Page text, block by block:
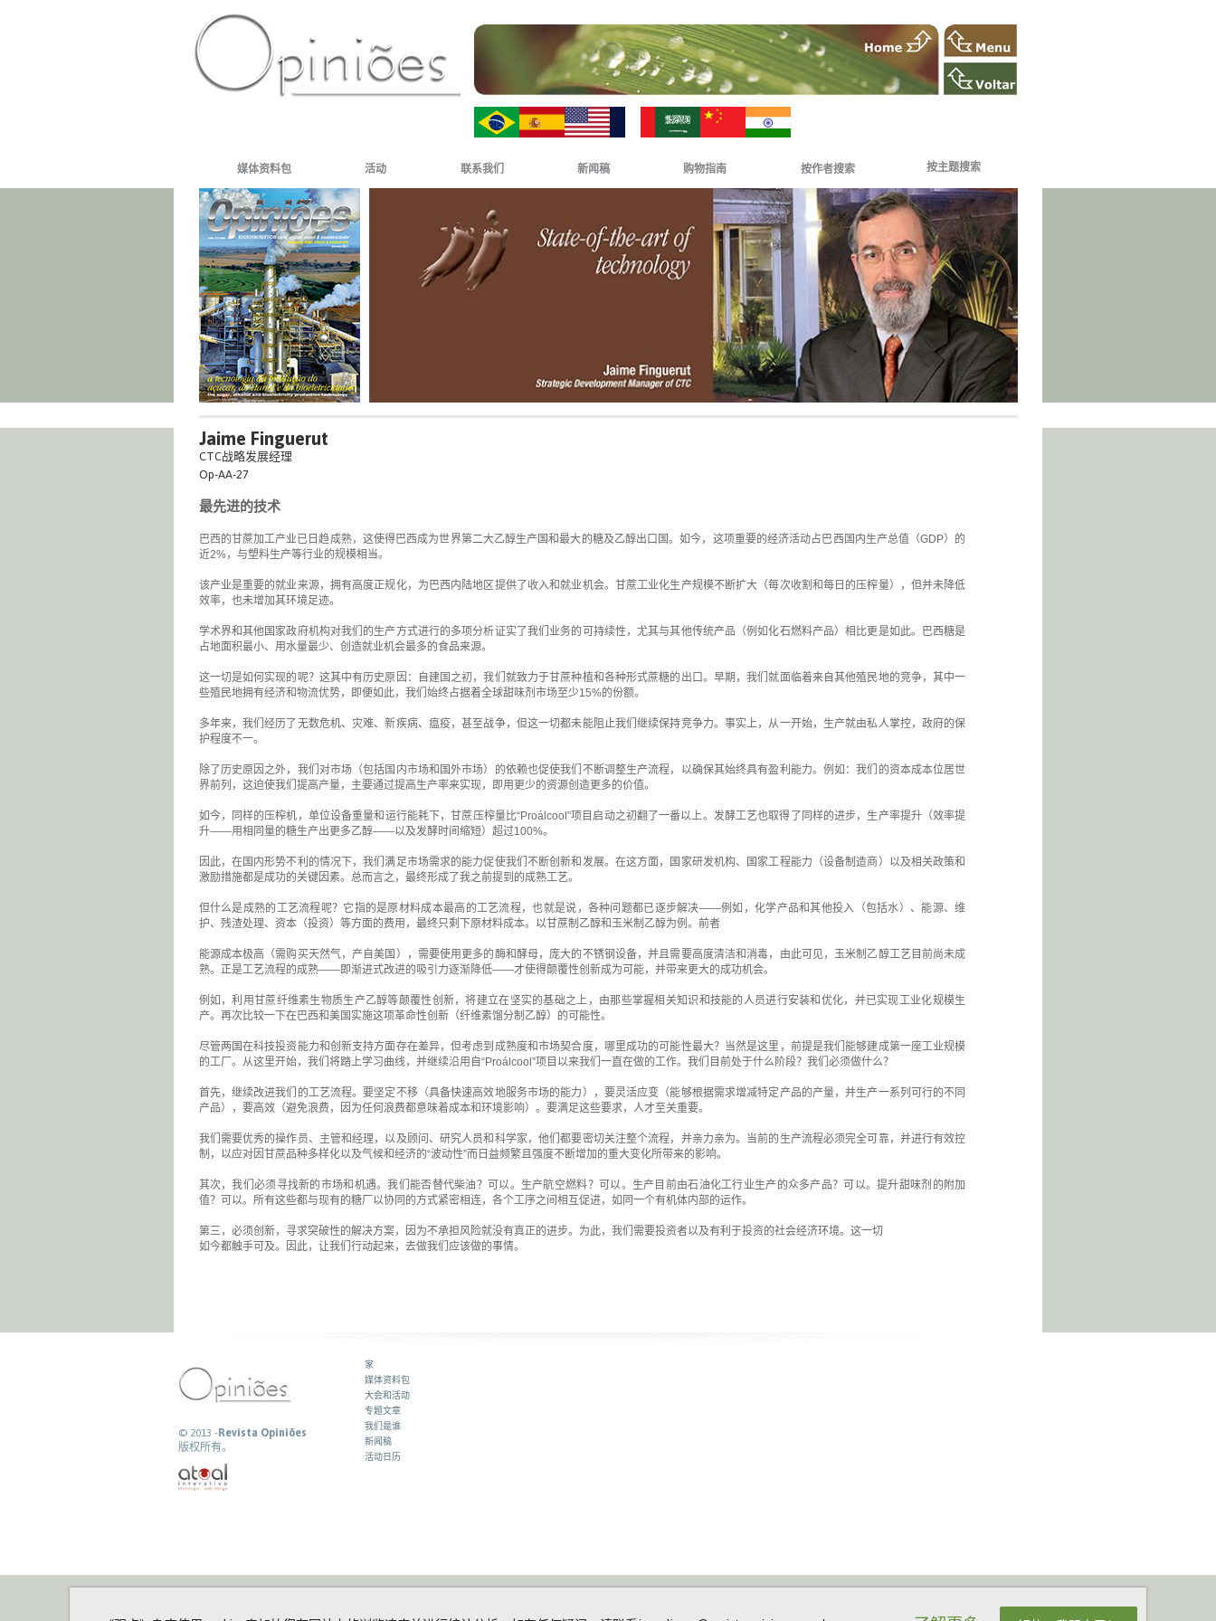
媒体资料包 活动 联系我们 新闻稿 购物指南 按作者搜索 按主题搜索
Jaime Finguerut
CTC战略发展经理
Op-AA-27
最先进的技术
巴西的甘蔗加工产业已日趋成熟，这使得巴西成为世界第二大乙醇生产国和最大的糖及乙醇出口国。如今，这项重要的经济活动占巴西国内生产总值（GDP）的
近2%，与塑料生产等行业的规模相当。
该产业是重要的就业来源，拥有高度正规化，为巴西内陆地区提供了收入和就业机会。甘蔗工业化生产规模不断扩大（每次收割和每日的压榨量），但并未降低
效率，也未增加其环境足迹。
学术界和其他国家政府机构对我们的生产方式进行的多项分析证实了我们业务的可持续性，尤其与其他传统产品（例如化石燃料产品）相比更是如此。巴西糖是
占地面积最小、用水量最少、创造就业机会最多的食品来源。
这一切是如何实现的呢？这其中有历史原因：自建国之初，我们就致力于甘蔗种植和各种形式蔗糖的出口。早期，我们就面临着来自其他殖民地的竞争，其中一
些殖民地拥有经济和物流优势，即便如此，我们始终占据着全球甜味剂市场至少15%的份额。
多年来，我们经历了无数危机、灾难、新疾病、瘟疫，甚至战争，但这一切都未能阻止我们继续保持竞争力。事实上，从一开始，生产就由私人掌控，政府的保
护程度不一。
除了历史原因之外，我们对市场（包括国内市场和国外市场）的依赖也促使我们不断调整生产流程，以确保其始终具有盈利能力。例如：我们的资本成本位居世
界前列，这迫使我们提高产量，主要通过提高生产率来实现，即用更少的资源创造更多的价值。
如今，同样的压榨机，单位设备重量和运行能耗下，甘蔗压榨量比“Proálcool”项目启动之初翻了一番以上。发酵工艺也取得了同样的进步，生产率提升（效率提
升——用相同量的糖生产出更多乙醇——以及发酵时间缩短）超过100%。
因此，在国内形势不利的情况下，我们满足市场需求的能力促使我们不断创新和发展。在这方面，国家研发机构、国家工程能力（设备制造商）以及相关政策和
激励措施都是成功的关键因素。总而言之，最终形成了我之前提到的成熟工艺。
但什么是成熟的工艺流程呢？它指的是原材料成本最高的工艺流程，也就是说，各种问题都已逐步解决——例如，化学产品和其他投入（包括水）、能源、维
护、残渣处理、资本（投资）等方面的费用，最终只剩下原材料成本。以甘蔗制乙醇和玉米制乙醇为例。前者
能源成本极高（需购买天然气，产自美国），需要使用更多的酶和酵母，庞大的不锈钢设备，并且需要高度清洁和消毒，由此可见，玉米制乙醇工艺目前尚未成
熟。正是工艺流程的成熟——即渐进式改进的吸引力逐渐降低——才使得颠覆性创新成为可能，并带来更大的成功机会。
例如，利用甘蔗纤维素生物质生产乙醇等颠覆性创新，将建立在坚实的基础之上，由那些掌握相关知识和技能的人员进行安装和优化，并已实现工业化规模生
产。再次比较一下在巴西和美国实施这项革命性创新（纤维素馏分制乙醇）的可能性。
尽管两国在科技投资能力和创新支持方面存在差异，但考虑到成熟度和市场契合度，哪里成功的可能性最大？当然是这里，前提是我们能够建成第一座工业规模
的工厂。从这里开始，我们将踏上学习曲线，并继续沿用自“Proálcool”项目以来我们一直在做的工作。我们目前处于什么阶段？我们必须做什么？
首先，继续改进我们的工艺流程。要坚定不移（具备快速高效地服务市场的能力），要灵活应变（能够根据需求增减特定产品的产量，并生产一系列可行的不同
产品），要高效（避免浪费，因为任何浪费都意味着成本和环境影响）。要满足这些要求，人才至关重要。
我们需要优秀的操作员、主管和经理，以及顾问、研究人员和科学家，他们都要密切关注整个流程，并亲力亲为。当前的生产流程必须完全可靠，并进行有效控
制，以应对因甘蔗品种多样化以及气候和经济的“波动性”而日益频繁且强度不断增加的重大变化所带来的影响。
其次，我们必须寻找新的市场和机遇。我们能否替代柴油？可以。生产航空燃料？可以。生产目前由石油化工行业生产的众多产品？可以。提升甜味剂的附加
值？可以。所有这些都与现有的糖厂以协​​同的方式紧密相连，各个工序之间相互促进，如同一个有机体内部的运作。
第三，必须创新，寻求突破性的解决方案，因为不承担风险就没有真正的进步。为此，我们需要投资者以及有利于投资的社会经济环境。这一切
如今都触手可及。因此，让我们行动起来，去做我们应该做的事情。
© 2013 -Revista Opiniões
版权所有。
家
媒体资料包
大会和活动
专题文章
我们是谁
新闻稿
活动日历